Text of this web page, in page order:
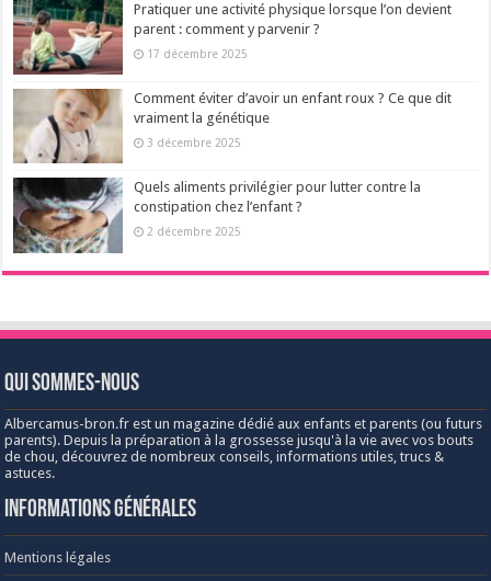
Pratiquer une activité physique lorsque l’on devient
parent : comment y parvenir ?
17 décembre 2025
Comment éviter d’avoir un enfant roux ? Ce que dit
vraiment la génétique
3 décembre 2025
Quels aliments privilégier pour lutter contre la
constipation chez l’enfant ?
2 décembre 2025
Qui sommes-nous
Albercamus-bron.fr est un magazine dédié aux enfants et parents (ou futurs
parents). Depuis la préparation à la grossesse jusqu'à la vie avec vos bouts
de chou, découvrez de nombreux conseils, informations utiles, trucs &
astuces.
Informations générales
Mentions légales